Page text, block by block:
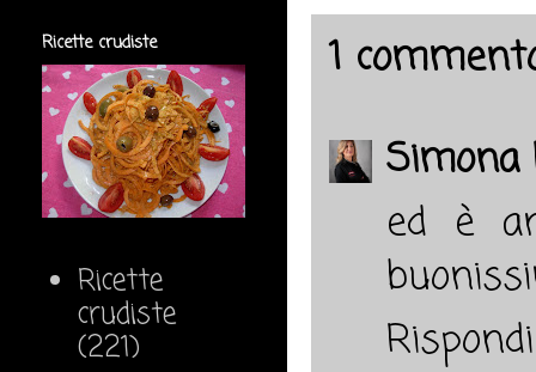
1
Simona
ed è
Rispondi
Ricette crudiste
Ricette
crudiste
(221)